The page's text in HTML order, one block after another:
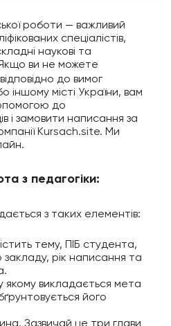
Марина
роботи — важливий
спеціалістів,
наукові та
ви не можете
відповідно до вимог
іншому місті України, вам
до
і замовити написання за
Kursach.site. Ми
з педагогіки:
з таких елементів:
тему, ПІБ студента,
закладу, рік написання та
якому викладається мета
його
Зазвичай це три глави